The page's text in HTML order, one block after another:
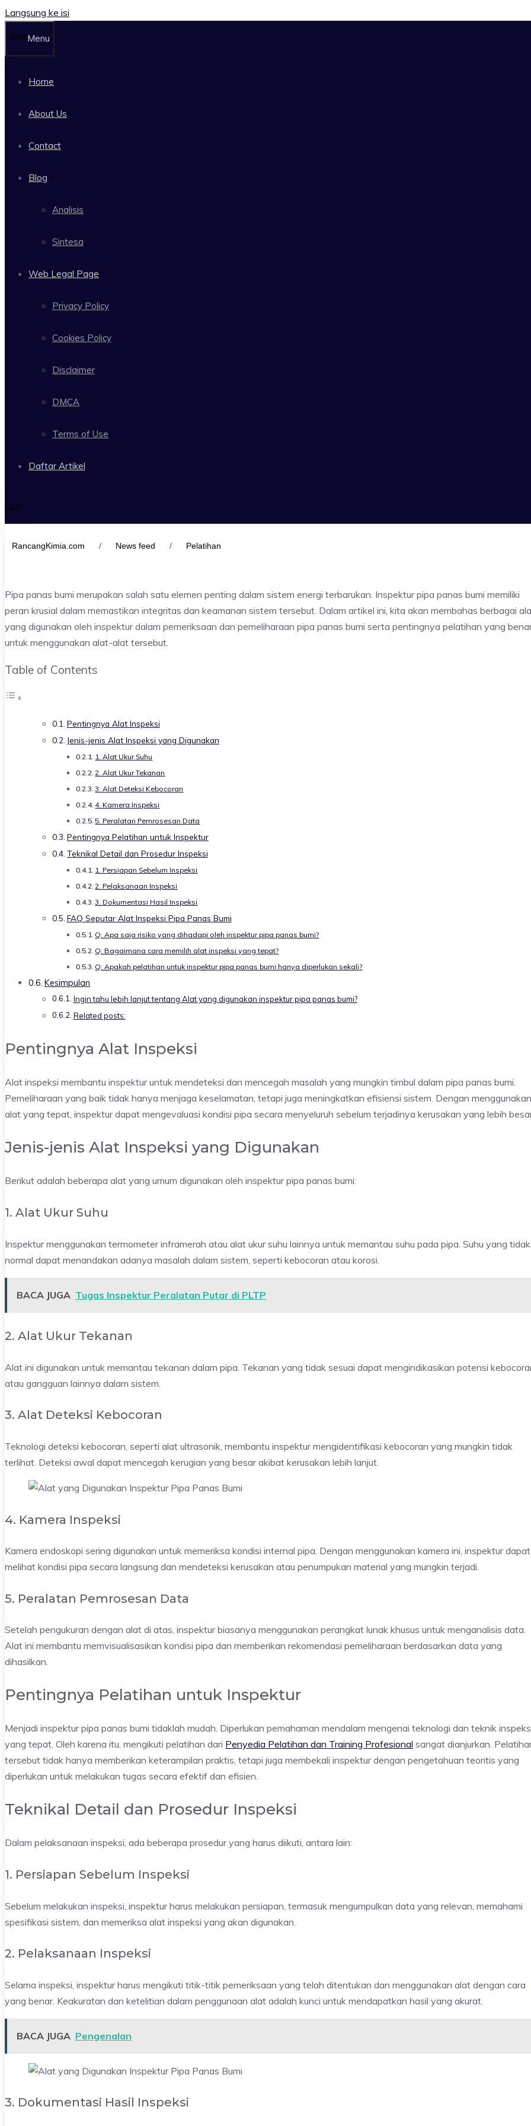
Langsung ke isi
Menu
Home
About Us
Contact
Blog
Analisis
Sintesa
Web Legal Page
Privacy Policy
Cookies Policy
Disclaimer
DMCA
Terms of Use
Daftar Artikel
RancangKimia.com / News feed / Pelatihan
Pipa panas bumi merupakan salah satu elemen penting dalam sistem energi terbarukan. Inspektur pipa panas bumi memiliki
peran krusial dalam memastikan integritas dan keamanan sistem tersebut. Dalam artikel ini, kita akan membahas berbagai
yang digunakan oleh inspektur dalam pemeriksaan dan pemeliharaan pipa panas bumi serta pentingnya pelatihan yang
untuk menggunakan alat-alat tersebut.
Table of Contents
Pentingnya Alat Inspeksi
Jenis-jenis Alat Inspeksi yang Digunakan
1. Alat Ukur Suhu
2. Alat Ukur Tekanan
3. Alat Deteksi Kebocoran
4. Kamera Inspeksi
5. Peralatan Pemrosesan Data
Pentingnya Pelatihan untuk Inspektur
Teknikal Detail dan Prosedur Inspeksi
1. Persiapan Sebelum Inspeksi
2. Pelaksanaan Inspeksi
3. Dokumentasi Hasil Inspeksi
FAQ Seputar Alat Inspeksi Pipa Panas Bumi
Q: Apa saja risiko yang dihadapi oleh inspektur pipa panas bumi?
Q: Bagaimana cara memilih alat inspeksi yang tepat?
Q: Apakah pelatihan untuk inspektur pipa panas bumi hanya diperlukan sekali?
Kesimpulan
Ingin tahu lebih lanjut tentang Alat yang digunakan inspektur pipa panas bumi?
Related posts:
Pentingnya Alat Inspeksi
Alat inspeksi membantu inspektur untuk mendeteksi dan mencegah masalah yang mungkin timbul dalam pipa panas bumi.
Pemeliharaan yang baik tidak hanya menjaga keselamatan, tetapi juga meningkatkan efisiensi sistem. Dengan menggunakan
alat yang tepat, inspektur dapat mengevaluasi kondisi pipa secara menyeluruh sebelum terjadinya kerusakan yang lebih
Jenis-jenis Alat Inspeksi yang Digunakan
Berikut adalah beberapa alat yang umum digunakan oleh inspektur pipa panas bumi:
1. Alat Ukur Suhu
Inspektur menggunakan termometer inframerah atau alat ukur suhu lainnya untuk memantau suhu pada pipa. Suhu yang tidak
normal dapat menandakan adanya masalah dalam sistem, seperti kebocoran atau korosi.
BACA JUGA Tugas Inspektur Peralatan Putar di PLTP
2. Alat Ukur Tekanan
Alat ini digunakan untuk memantau tekanan dalam pipa. Tekanan yang tidak sesuai dapat mengindikasikan potensi
atau gangguan lainnya dalam sistem.
3. Alat Deteksi Kebocoran
Teknologi deteksi kebocoran, seperti alat ultrasonik, membantu inspektur mengidentifikasi kebocoran yang mungkin tidak
terlihat. Deteksi awal dapat mencegah kerugian yang besar akibat kerusakan lebih lanjut.
4. Kamera Inspeksi
Kamera endoskopi sering digunakan untuk memeriksa kondisi internal pipa. Dengan menggunakan kamera ini, inspektur dapat
melihat kondisi pipa secara langsung dan mendeteksi kerusakan atau penumpukan material yang mungkin terjadi.
5. Peralatan Pemrosesan Data
Setelah pengukuran dengan alat di atas, inspektur biasanya menggunakan perangkat lunak khusus untuk menganalisis data.
Alat ini membantu memvisualisasikan kondisi pipa dan memberikan rekomendasi pemeliharaan berdasarkan data yang
dihasilkan.
Pentingnya Pelatihan untuk Inspektur
Menjadi inspektur pipa panas bumi tidaklah mudah. Diperlukan pemahaman mendalam mengenai teknologi dan teknik
yang tepat. Oleh karena itu, mengikuti pelatihan dari Penyedia Pelatihan dan Training Profesional sangat dianjurkan.
tersebut tidak hanya memberikan keterampilan praktis, tetapi juga membekali inspektur dengan pengetahuan teoritis yang
diperlukan untuk melakukan tugas secara efektif dan efisien.
Teknikal Detail dan Prosedur Inspeksi
Dalam pelaksanaan inspeksi, ada beberapa prosedur yang harus diikuti, antara lain:
1. Persiapan Sebelum Inspeksi
Sebelum melakukan inspeksi, inspektur harus melakukan persiapan, termasuk mengumpulkan data yang relevan, memahami
spesifikasi sistem, dan memeriksa alat inspeksi yang akan digunakan.
2. Pelaksanaan Inspeksi
Selama inspeksi, inspektur harus mengikuti titik-titik pemeriksaan yang telah ditentukan dan menggunakan alat dengan cara
yang benar. Keakuratan dan ketelitian dalam penggunaan alat adalah kunci untuk mendapatkan hasil yang akurat.
BACA JUGA Pengenalan
3. Dokumentasi Hasil Inspeksi